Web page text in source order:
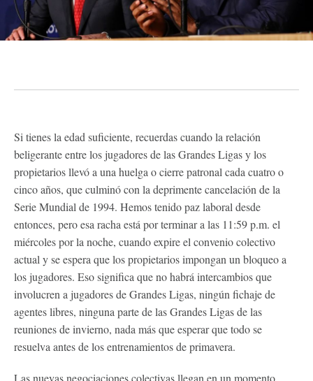
Si tienes la edad suficiente, recuerdas cuando la relación
beligerante entre los jugadores de las Grandes Ligas y los
propietarios llevó a una huelga o cierre patronal cada cuatro o
cinco años, que culminó con la deprimente cancelación de la
Serie Mundial de 1994. Hemos tenido paz laboral desde
entonces, pero esa racha está por terminar a las 11:59 p.m. el
miércoles por la noche, cuando expire el convenio colectivo
actual y se espera que los propietarios impongan un bloqueo a
los jugadores. Eso significa que no habrá intercambios que
involucren a jugadores de Grandes Ligas, ningún fichaje de
agentes libres, ninguna parte de las Grandes Ligas de las
reuniones de invierno, nada más que esperar que todo se
resuelva antes de los entrenamientos de primavera.
Las nuevas negociaciones colectivas llegan en un momento